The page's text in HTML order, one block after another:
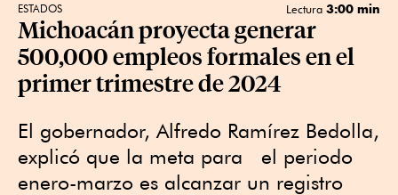
ESTADOS Lectura 3:00 min
Michoacán proyecta generar
500,000 empleos formales en el
primer trimestre de 2024
El gobernador, Alfredo Ramírez Bedolla,
explicó que la meta para el periodo
enero-marzo es alcanzar un registro